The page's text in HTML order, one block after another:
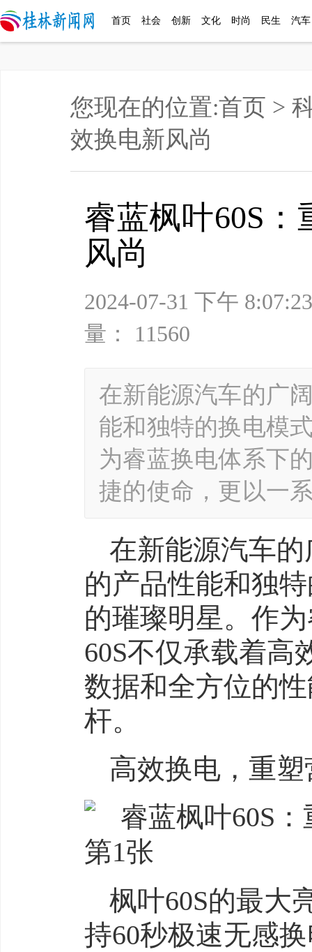
首页 社会 创新 文化 时尚 民生 汽车
您现在的位置:首页 >
效换电新风尚
睿蓝枫叶60S
风尚
2024-07-31 下午
量： 11560
在新能源汽车的广
能和独特的换电模
为睿蓝换电体系下
捷的使命，更以一
在新能源汽车
的产品性能和独
的璀璨明星。作
60S不仅承载着高
数据和全方位的
杆。
高效换电，重
枫叶60S的最大
持60秒极速无感